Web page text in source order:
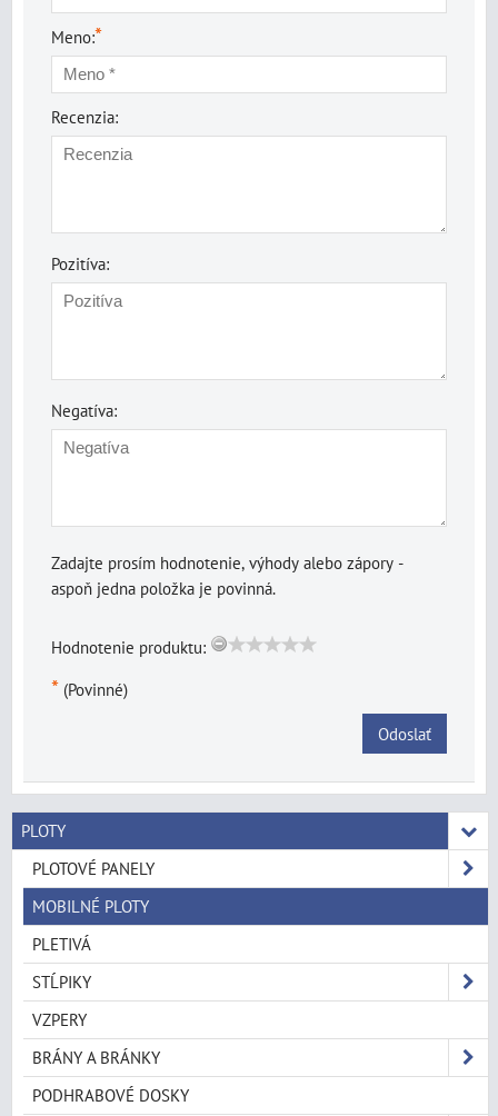
Meno:*
Recenzia:
Pozitíva:
Negatíva:
Zadajte prosím hodnotenie, výhody alebo zápory -
aspoň jedna položka je povinná.
Hodnotenie produktu:
* (Povinné)
Odoslať
PLOTY
PLOTOVÉ PANELY
MOBILNÉ PLOTY
PLETIVÁ
STĹPIKY
VZPERY
BRÁNY A BRÁNKY
PODHRABOVÉ DOSKY